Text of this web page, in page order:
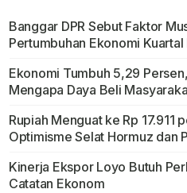
Banggar DPR Sebut Faktor
Pertumbuhan Ekonomi
Ekonomi Tumbuh 5,29
Mengapa Daya Beli
Rupiah Menguat ke Rp 17.911
Optimisme Selat Hormuz dan
Kinerja Ekspor Loyo Butuh
Catatan Ekonom